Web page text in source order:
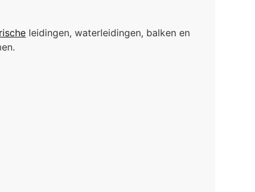
leidingen, waterleidingen, balken en